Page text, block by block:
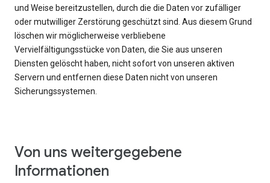
und Weise bereitzustellen, durch die die Daten vor zufälliger
oder mutwilliger Zerstörung geschützt sind. Aus diesem Grund
löschen wir möglicherweise verbliebene
Vervielfältigungsstücke von Daten, die Sie aus unseren
Diensten gelöscht haben, nicht sofort von unseren aktiven
Servern und entfernen diese Daten nicht von unseren
Sicherungssystemen.
Von uns weitergegebene
Informationen